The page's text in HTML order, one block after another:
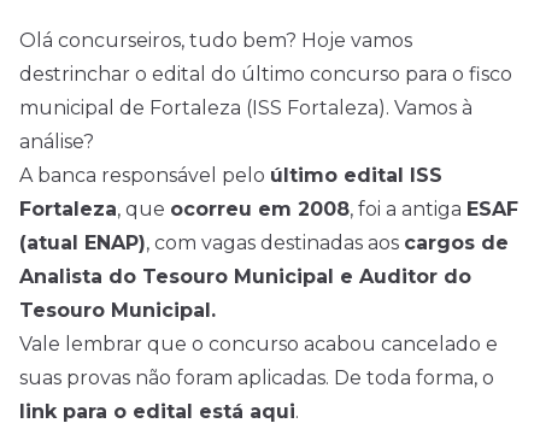
Olá concurseiros, tudo bem? Hoje vamos
destrinchar o edital do último concurso para o fisco
municipal de Fortaleza (ISS Fortaleza). Vamos à
análise?
A banca responsável pelo último edital ISS
Fortaleza, que ocorreu em 2008, foi a antiga ESAF
(atual ENAP), com vagas destinadas aos cargos de
Analista do Tesouro Municipal e Auditor do
Tesouro Municipal.
Vale lembrar que o concurso acabou cancelado e
suas provas não foram aplicadas. De toda forma, o
link para o edital está aqui.